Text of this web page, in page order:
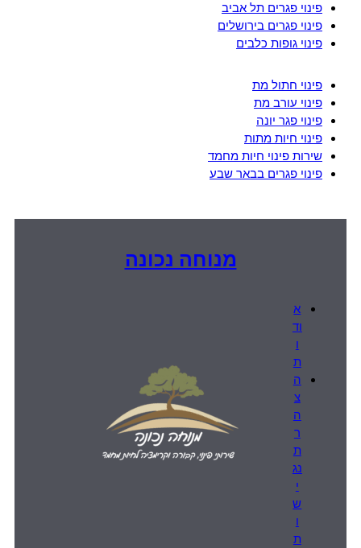
פינוי פגרים תל אביב
פינוי פגרים בירושלים
פינוי גופות כלבים
פינוי חתול מת
פינוי עורב מת
פינוי פגר יונה
פינוי חיות מתות
שירות פינוי חיות מחמד
פינוי פגרים בבאר שבע
מנוחה נכונה
א
וד
ו
ת
ה
צ
ה
ר
ת
נג
י
ש
ו
ת